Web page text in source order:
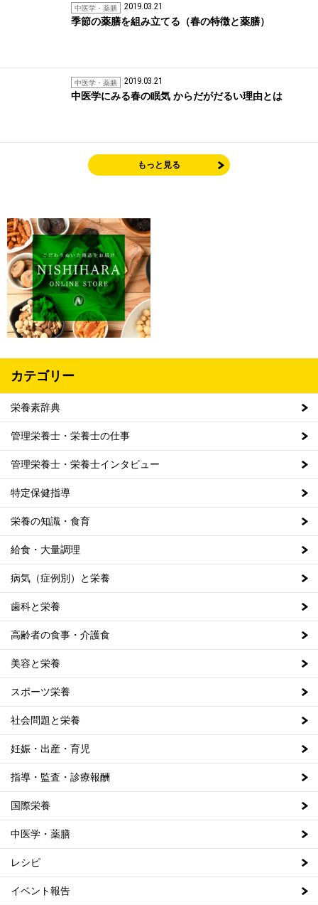
中医学・薬膳 2019.03.21
季節の薬膳を組み立てる（春の特徴と薬膳）
中医学・薬膳 2019.03.21
中医学にみる春の眠気 からだがだるい理由とは
もっと見る
カテゴリー
栄養素辞典
管理栄養士・栄養士の仕事
管理栄養士・栄養士インタビュー
特定保健指導
栄養の知識・食育
給食・大量調理
病気（症例別）と栄養
歯科と栄養
高齢者の食事・介護食
美容と栄養
スポーツ栄養
社会問題と栄養
妊娠・出産・育児
指導・監査・診療報酬
国際栄養
中医学・薬膳
レシピ
イベント報告